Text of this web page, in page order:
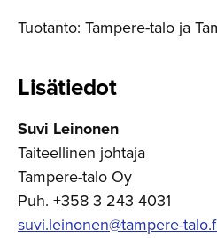
Tuotanto: Tampere-talo ja
Lisätiedot
Suvi Leinonen
Taiteellinen johtaja
Tampere-talo Oy
Puh. +358 3 243 4031
suvi.leinonen@tampere-